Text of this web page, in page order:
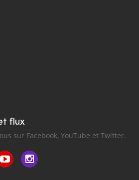
flux
sur Facebook, YouTube et Twitter.